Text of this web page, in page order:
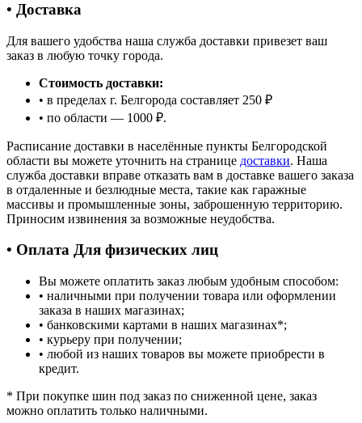
• Доставка
Для вашего удобства наша служба доставки привезет ваш
заказ в любую точку города.
Стоимость доставки:
• в пределах г. Белгорода составляет 250 ₽
• по области — 1000 ₽.
Расписание доставки в населённые пункты Белгородской
области вы можете уточнить на странице доставки. Наша
служба доставки вправе отказать вам в доставке вашего заказа
в отдаленные и безлюдные места, такие как гаражные
массивы и промышленные зоны, заброшенную территорию.
Приносим извинения за возможные неудобства.
• Оплата Для физических лиц
Вы можете оплатить заказ любым удобным способом:
• наличными при получении товара или оформлении
заказа в наших магазинах;
• банковскими картами в наших магазинах*;
• курьеру при получении;
• любой из наших товаров вы можете приобрести в
кредит.
* При покупке шин под заказ по сниженной цене, заказ
можно оплатить только наличными.